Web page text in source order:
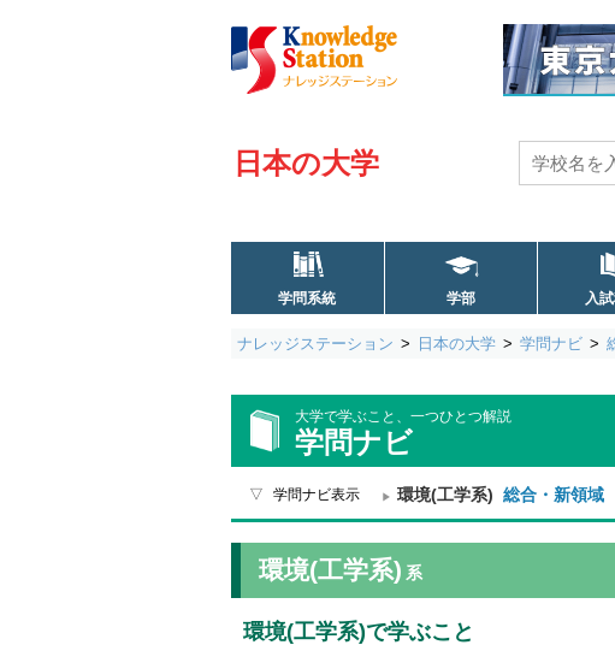
日本の大学
学問系統 学部 入
ナレッジステーション 日本の大学 学問ナビ
大学で学ぶこと、一つひとつ解説
学問ナビ
学問ナビ表示 環境(工学系) 総合・新領域
環境(工学系) 系
環境(工学系)で学ぶこと